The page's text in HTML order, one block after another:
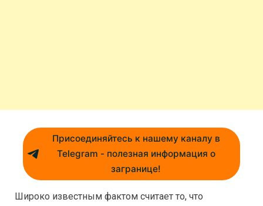
Присоединяйтесь к нашему каналу в
Telegram - полезная информация о
загранице!
Широко известным фактом считает то, что